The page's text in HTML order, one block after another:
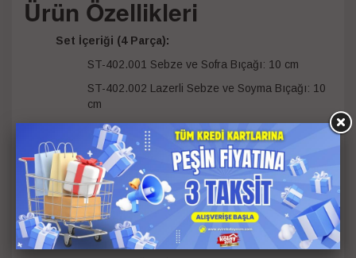
Ürün Özellikleri
Set İçeriği (4 Parça):
ST-402.001 Sebze ve Sofra Bıçağı: 10 cm
ST-402.002 Lazerli Sebze ve Soyma Bıçağı: 10
cm
ST-402.003 Et ve Mutfak Bıçağı: 12,5 cm
Dikey Tırtıklı Çift Taraflı Döner Soyacak: 17,5 cm
Malzeme:1. sınıf paslanmaz çelik
Renk:Kırmızı
Kullanım Alanı:Sebze, meyve, et ve mutfak
hazırlıkları